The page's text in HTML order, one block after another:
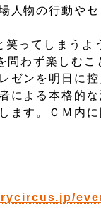
人物の行動や
ってしまうよ
問わず楽しむ
ンを明日に
による本格的
す。ＣＭ内